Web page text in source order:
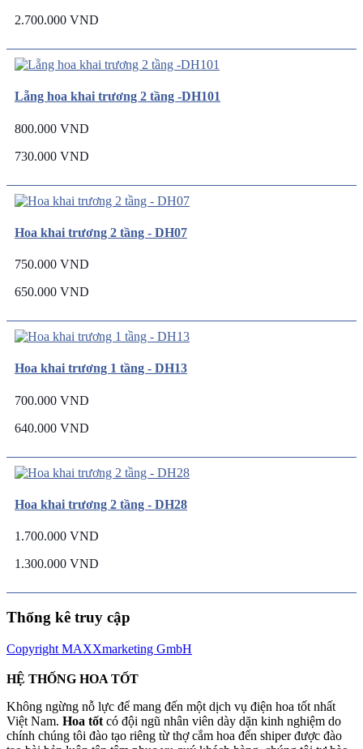
2.700.000 VND
Lẵng hoa khai trương 2 tầng -DH101
800.000 VND
730.000 VND
Hoa khai trương 2 tầng - DH07
750.000 VND
650.000 VND
Hoa khai trương 1 tầng - DH13
700.000 VND
640.000 VND
Hoa khai trương 2 tầng - DH28
1.700.000 VND
1.300.000 VND
Thống kê truy cập
Copyright MAXXmarketing GmbH
HỆ THỐNG HOA TỐT
Không ngừng nỗ lực để mang đến một dịch vụ điện hoa tốt nhất
Việt Nam. Hoa tốt có đội ngũ nhân viên dày dặn kinh nghiệm do
chính chúng tôi đào tạo riêng từ thợ cắm hoa đến shiper được đào